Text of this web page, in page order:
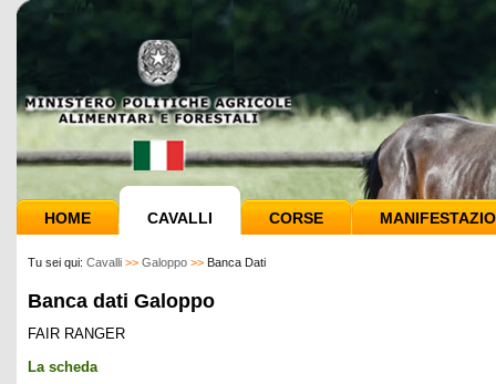
HOME CAVALLI CORSE
Tu sei qui: Cavalli >> Galoppo >> Banca Dati
Banca dati Galoppo
FAIR RANGER
La scheda